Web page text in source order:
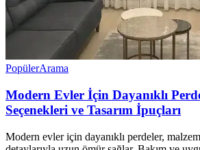
PopülerArama
Modern Evler İçin Dayanıklı
Seçenekleri ve Tasarım İpuçları
Modern evler için dayanıklı perdeler,